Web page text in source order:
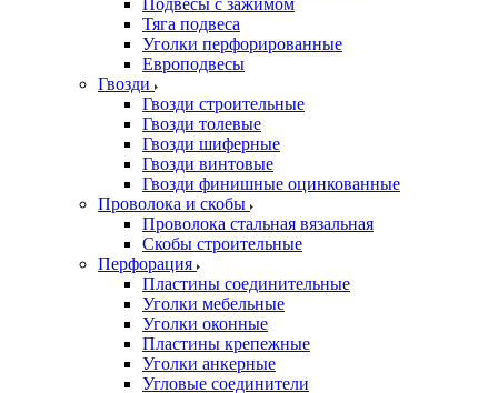
Подвесы с зажимом
Тяга подвеса
Уголки перфорированные
Европодвесы
Гвозди
Гвозди строительные
Гвозди толевые
Гвозди шиферные
Гвозди винтовые
Гвозди финишные оцинкованные
Проволока и скобы
Проволока стальная вязальная
Скобы строительные
Перфорация
Пластины соединительные
Уголки мебельные
Уголки оконные
Пластины крепежные
Уголки анкерные
Угловые соединители